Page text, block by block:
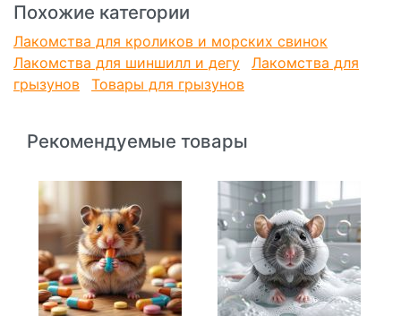
Похожие категории
Лакомства для кроликов и морских свинок
Лакомства для шиншилл и дегу
Лакомства для
грызунов
Товары для грызунов
Рекомендуемые товары